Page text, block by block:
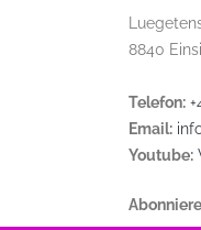
8840
Telefon:
Email:
Youtube: